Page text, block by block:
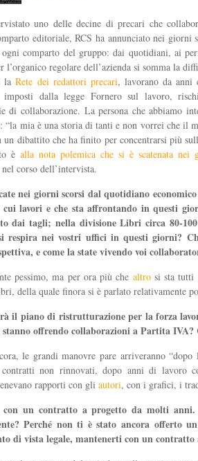
uno delle decine di precari che
editoriale, RCS ha annunciato nei
ogni comparto del gruppo: dai quotidiani, ai
l’organico regolare dell’azienda si somma la
laRete dei redattori precari, lavorano da anni
dalla legge Fornero sul lavoro,
di collaborazione. La persona che abbiamo
“la mia è una storia di tanti e non vorrei che il
dibattito che ha finito per concentrarsi più
è alla nota polemica che si è scatenata
corso dell’intervista.
nei giorni scorsi dal quotidiano
cui lavori e che sta affrontando in questi
dai tagli; nella divisione Libri circa 80-
respira nei vostri uffici in questi giorni?
e come la state vivendo voi
pessimo, ma per ora più che altrosi sta tutti
della quale finora si è parlato relativamente
il piano di ristrutturazione per la forza
offrendo collaborazioni a Partita IVA?
le grandi manovre pare arriveranno
non rinnovati, dopo anni di lavoro
rapporti con gli autori, con i grafici, i
con un contratto a progetto da molti
Perché non ti è stato ancora offerto
di vista legale, mantenerti con un